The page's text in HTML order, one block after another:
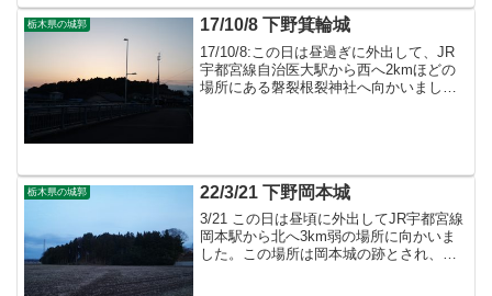
入り口。この内側は...
栃木県の城郭 17/10/8 下野箕輪城
17/10/8:この日は昼過ぎに外出して、JR
宇都宮線自治医大駅から西へ2kmほどの
場所にある磐裂根裂神社へ向かいまし
栃木県の城郭 22/3/21 下野岡本城
3/21 この日は昼頃に外出してJR宇都宮線
岡本駅から北へ3km弱の場所に向かいま
した。この場所は岡本城の跡とされ、現